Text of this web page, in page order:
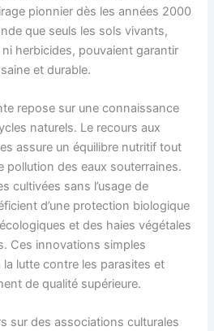
pionnier dès les années 2000
que seuls les sols vivants,
herbicides, pouvaient garantir
et durable.
repose sur une connaissance
naturels. Le recours aux
assure un équilibre nutritif tout
pollution des eaux souterraines.
cultivées sans l’usage de
d’une protection biologique
et des haies végétales
Ces innovations simples
lutte contre les parasites et
de qualité supérieure.
sur des associations culturales